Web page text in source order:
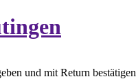
und mit Return bestätigen